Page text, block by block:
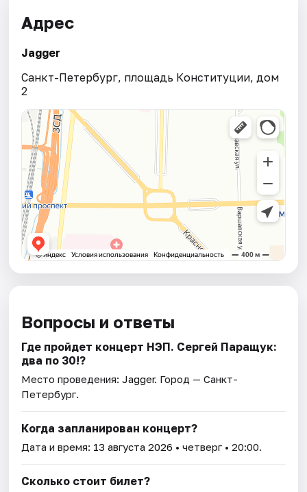
Адрес
Jagger
Санкт-Петербург, площадь Конституции, дом
2
Вопросы и ответы
Где пройдет концерт НЭП. Сергей Паращук:
два по 30!?
Место проведения:Jagger. Город — Санкт-
Петербург.
Когда запланирован концерт?
Дата и время: 13 августа 2026 • четверг • 20:00.
Сколько стоит билет?